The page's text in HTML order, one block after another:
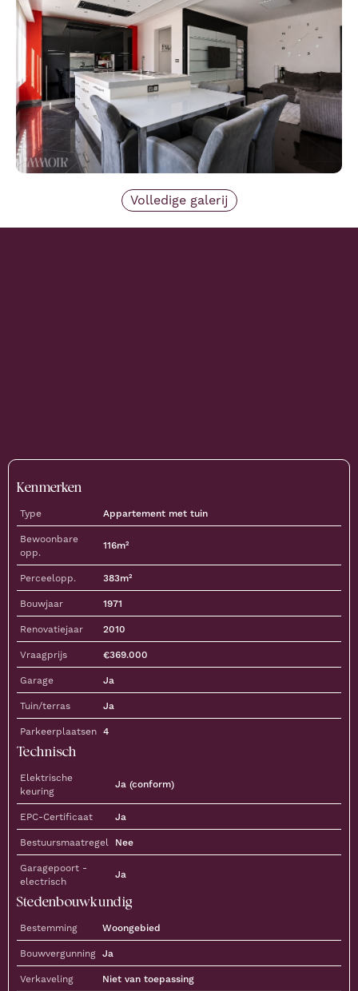
Volledige galerij
Kenmerken
Type Appartement met tuin
Bewoonbare
opp.
116m²
Perceelopp. 383m²
Bouwjaar 1971
Renovatiejaar 2010
Vraagprijs €369.000
Garage Ja
Tuin/terras Ja
Parkeerplaatsen 4
Technisch
Elektrische
keuring
Ja (conform)
EPC-Certificaat Ja
Bestuursmaatregel Nee
Garagepoort -
electrisch
Ja
Stedenbouwkundig
Bestemming Woongebied
Bouwvergunning Ja
Verkaveling Niet van toepassing